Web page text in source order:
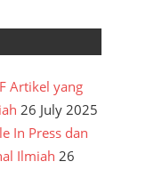
Artikel yang
26 July 2025
In Press dan
Ilmiah 26